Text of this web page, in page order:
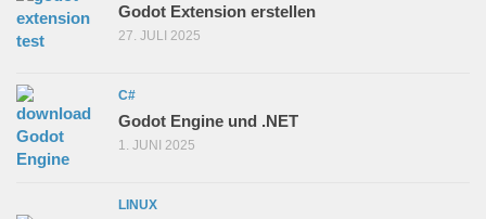
Godot Extension erstellen
27. JULI 2025
C#
Godot Engine und .NET
1. JUNI 2025
LINUX